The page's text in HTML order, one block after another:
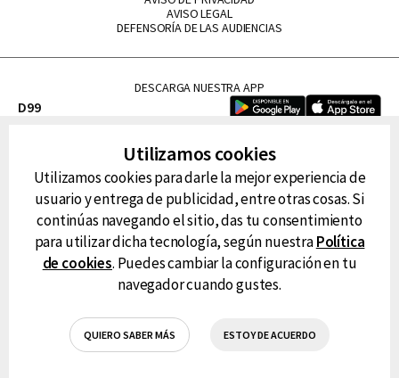
AVISO LEGAL
DEFENSORÍA DE LAS AUDIENCIAS
DESCARGA NUESTRA APP
D99
FM Tu
RG Deportiva
Classic FM
Utilizamos cookies
Utilizamos cookies para darle la mejor experiencia de
usuario y entrega de publicidad, entre otras cosas. Si
continúas navegando el sitio, das tu consentimiento
para utilizar dicha tecnología, según nuestraPolítica
de cookies. Puedes cambiar la configuración en tu
navegador cuando gustes.
QUIERO SABER MÁS ESTOY DE ACUERDO